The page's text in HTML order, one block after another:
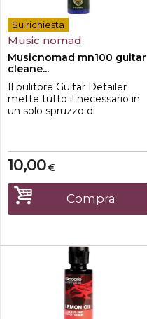
Su richiesta
Music nomad
Musicnomad mn100 guitar
cleane...
Il pulitore Guitar Detailer
mette tutto il necessario in
un solo spruzzo di
macchie come con nessun
altro prodottoSia che si tratti
della vostra chitarra elettrica,
che dell'acustica, del basso o
dell'ukulele, ne re...
€
10,00
Compra